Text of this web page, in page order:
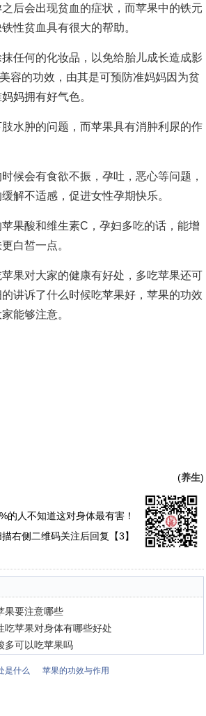
会出现贫血的症状，而苹果中的铁元
性贫血具有很大的帮助。
何的化妆品，以免给胎儿成长造成影
容的功效，由其是可预防准妈妈因为贫
妈拥有好气色。
肿的问题，而苹果具有消肿利尿的作
会有食欲不振，孕吐，恶心等问题，
解不适感，促进女性孕期快乐。
酸和维生素C，孕妇多吃的话，能增
白皙一点。
果对大家的健康有好处，多吃苹果还可
讲诉了什么时候吃苹果好，苹果的功效
能够注意。
(养生)
的人不知道这对身体最有害！
右侧二维码关注后回复【3】
果要注意哪些
吃苹果对身体有哪些好处
多可以吃苹果吗
是什么 苹果的功效与作用